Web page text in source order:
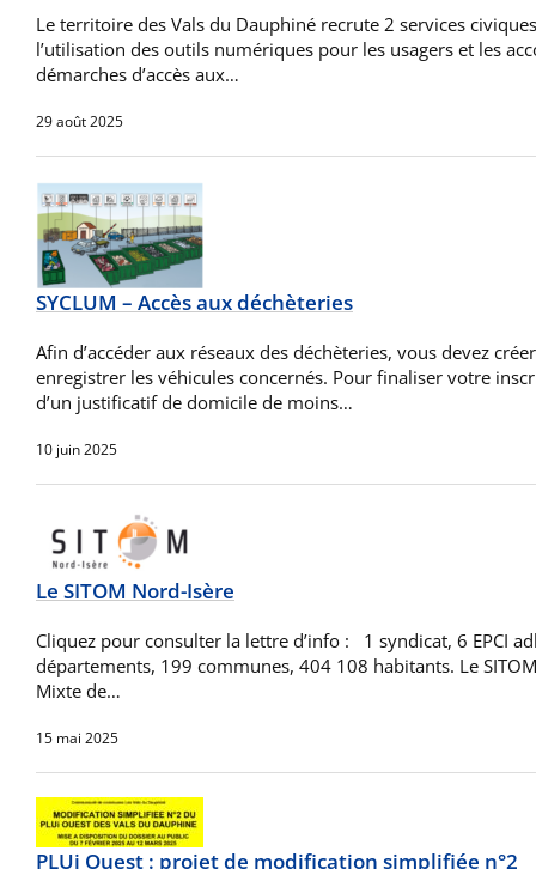
Le territoire des Vals du Dauphiné recrute 2 services
l’utilisation des outils numériques pour les usagers et les
démarches d’accès aux…
29 août 2025
SYCLUM – Accès aux déchèteries
Afin d’accéder aux réseaux des déchèteries, vous devez
enregistrer les véhicules concernés. Pour finaliser votre
d’un justificatif de domicile de moins…
10 juin 2025
Le SITOM Nord-Isère
Cliquez pour consulter la lettre d’info : 1 syndicat, 6 EPCI
départements, 199 communes, 404 108 habitants. Le
Mixte de…
15 mai 2025
PLUi Ouest : projet de modification simplifiée n°2